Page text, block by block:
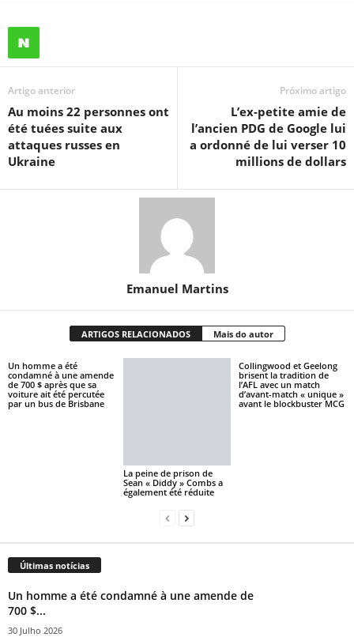
Artigo anterior
Au moins 22 personnes ont
été tuées suite aux
attaques russes en
Ukraine
Próximo artigo
L’ex-petite amie de
l’ancien PDG de Google lui
a ordonné de lui verser 10
millions de dollars
Emanuel Martins
ARTIGOS RELACIONADOS Mais do autor
Un homme a été
condamné à une amende
de 700 $ après que sa
voiture ait été percutée
par un bus de Brisbane
La peine de prison de
Sean « Diddy » Combs a
également été réduite
Collingwood et Geelong
brisent la tradition de
l’AFL avec un match
d’avant-match « unique »
avant le blockbuster MCG
Últimas notícias
Un homme a été condamné à une amende de
700 $...
30 Julho 2026